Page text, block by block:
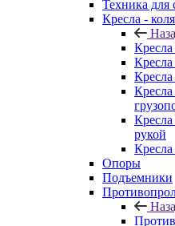
Техника для
Кресла -
Кресла
Кресла
рукой
Кресла
Опоры
Подъемники